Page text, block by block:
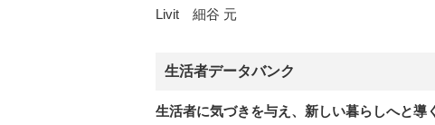
Livit 細谷 元
生活者データバンク
生活者に気づきを与え、新しい暮らしへと導